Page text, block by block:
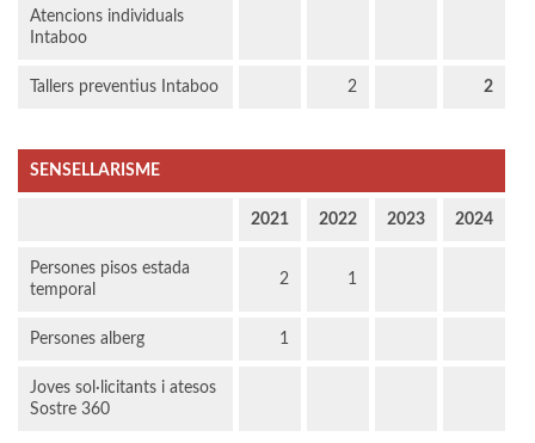
Atencions individuals
Intaboo
Tallers preventius Intaboo 2 2
SENSELLARISME
2021 2022 2023 2024
Persones pisos estada
temporal
2 1
Persones alberg 1
Joves sol·licitants i atesos
Sostre 360